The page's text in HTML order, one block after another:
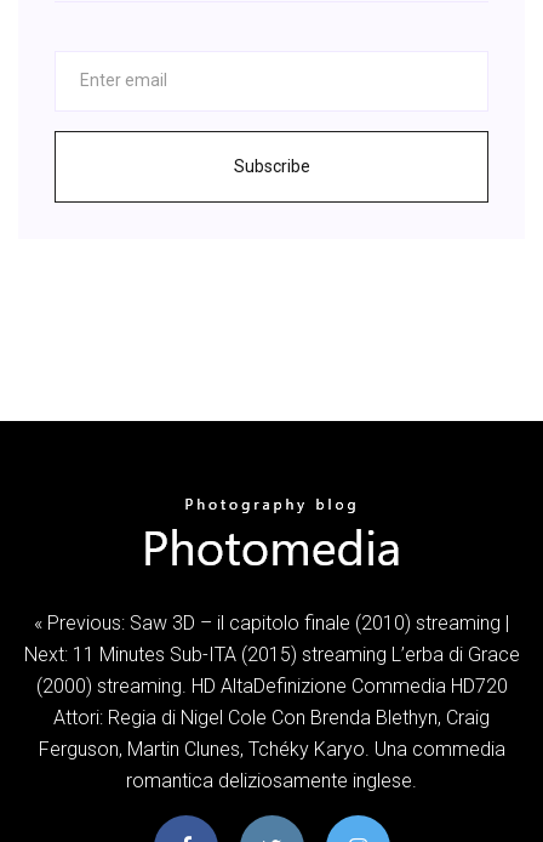
Subscribe
« Previous: Saw 3D – il capitolo finale (2010) streaming |
Next: 11 Minutes Sub-ITA (2015) streaming L’erba di Grace
(2000) streaming. HD AltaDefinizione Commedia HD720
Attori: Regia di Nigel Cole Con Brenda Blethyn, Craig
Ferguson, Martin Clunes, Tchéky Karyo. Una commedia
romantica deliziosamente inglese.